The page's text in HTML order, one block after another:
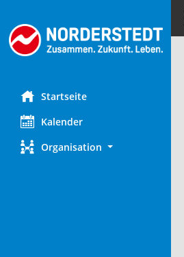
Startseite
Kalender
Organisation